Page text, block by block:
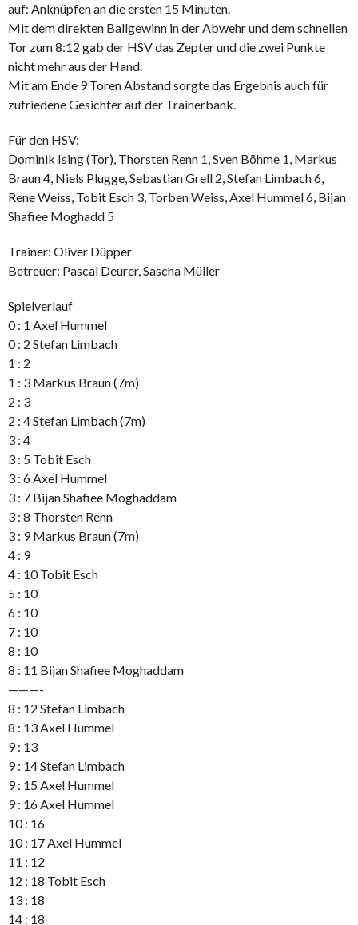
auf: Anknüpfen an die ersten 15 Minuten.
Mit dem direkten Ballgewinn in der Abwehr und dem schnellen
Tor zum 8:12 gab der HSV das Zepter und die zwei Punkte
nicht mehr aus der Hand.
Mit am Ende 9 Toren Abstand sorgte das Ergebnis auch für
zufriedene Gesichter auf der Trainerbank.
Für den HSV:
Dominik Ising (Tor), Thorsten Renn 1, Sven Böhme 1, Markus
Braun 4, Niels Plugge, Sebastian Grell 2, Stefan Limbach 6,
Rene Weiss, Tobit Esch 3, Torben Weiss, Axel Hummel 6, Bijan
Shafiee Moghadd 5
Trainer: Oliver Düpper
Betreuer: Pascal Deurer, Sascha Müller
Spielverlauf
0 : 1 Axel Hummel
0 : 2 Stefan Limbach
1 : 2
1 : 3 Markus Braun (7m)
2 : 3
2 : 4 Stefan Limbach (7m)
3 : 4
3 : 5 Tobit Esch
3 : 6 Axel Hummel
3 : 7 Bijan Shafiee Moghaddam
3 : 8 Thorsten Renn
3 : 9 Markus Braun (7m)
4 : 9
4 : 10 Tobit Esch
5 : 10
6 : 10
7 : 10
8 : 10
8 : 11 Bijan Shafiee Moghaddam
———-
8 : 12 Stefan Limbach
8 : 13 Axel Hummel
9 : 13
9 : 14 Stefan Limbach
9 : 15 Axel Hummel
9 : 16 Axel Hummel
10 : 16
10 : 17 Axel Hummel
11 : 12
12 : 18 Tobit Esch
13 : 18
14 : 18